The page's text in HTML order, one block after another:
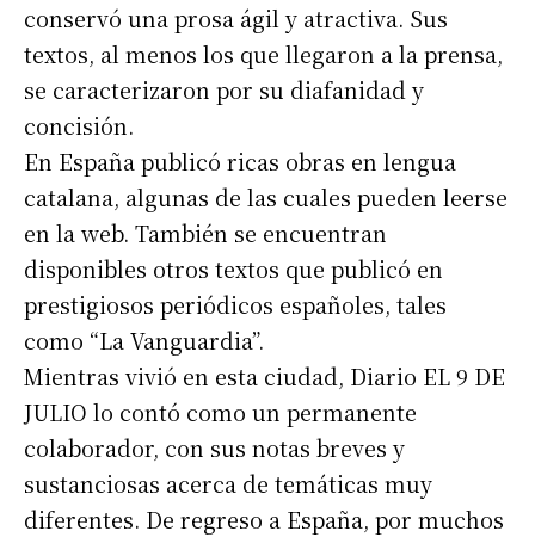
conservó una prosa ágil y atractiva. Sus
textos, al menos los que llegaron a la prensa,
se caracterizaron por su diafanidad y
concisión.
En España publicó ricas obras en lengua
catalana, algunas de las cuales pueden leerse
en la web. También se encuentran
disponibles otros textos que publicó en
prestigiosos periódicos españoles, tales
como “La Vanguardia”.
Mientras vivió en esta ciudad, Diario EL 9 DE
JULIO lo contó como un permanente
colaborador, con sus notas breves y
sustanciosas acerca de temáticas muy
diferentes. De regreso a España, por muchos